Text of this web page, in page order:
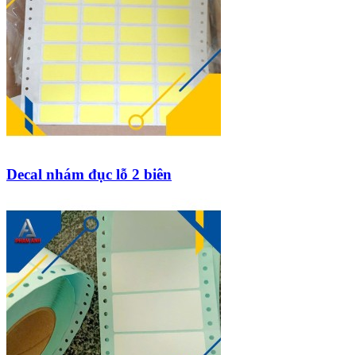
Decal nhám đục lỗ 2 biên